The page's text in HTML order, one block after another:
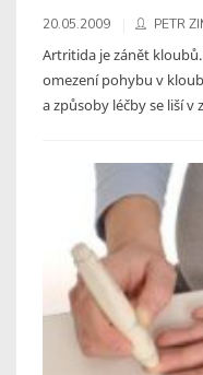
20.05.2009 PETR
Artritida je zánět
omezení pohybu v
a způsoby léčby se liší v